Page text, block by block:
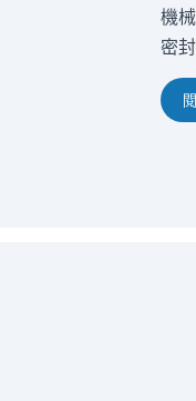
機
密